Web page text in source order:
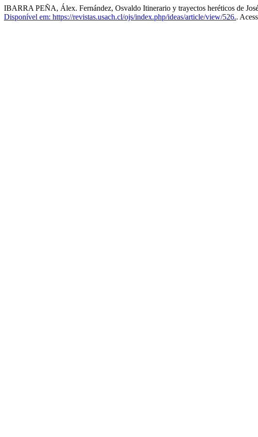
IBARRA PEÑA, Álex. Fernández, Osvaldo Itinerario y trayectos heréticos de
Disponível em: https://revistas.usach.cl/ojs/index.php/ideas/article/view/526..